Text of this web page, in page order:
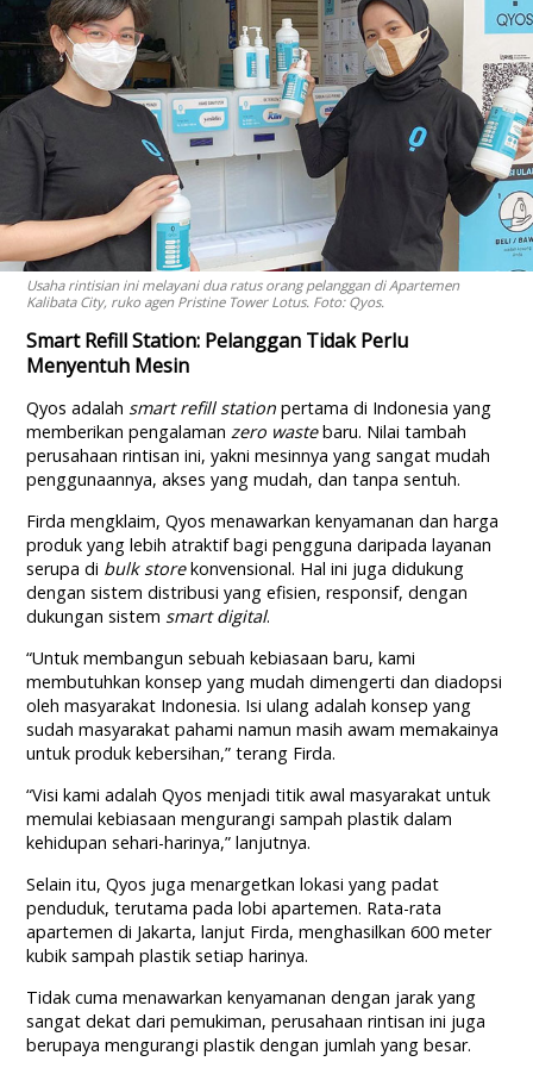
Usaha rintisian ini melayani dua ratus orang pelanggan di Apartemen
Kalibata City, ruko agen Pristine Tower Lotus. Foto: Qyos.
Smart Refill Station: Pelanggan Tidak Perlu
Menyentuh Mesin
Qyos adalah smart refill station pertama di Indonesia yang
memberikan pengalamanzero wastebaru. Nilai tambah
perusahaan rintisan ini, yakni mesinnya yang sangat mudah
penggunaannya, akses yang mudah, dan tanpa sentuh.
Firda mengklaim, Qyos menawarkan kenyamanan dan harga
produk yang lebih atraktif bagi pengguna daripada layanan
serupa di bulk storekonvensional. Hal ini juga didukung
dengan sistem distribusi yang efisien, responsif, dengan
dukungan sistem smart digital.
“Untuk membangun sebuah kebiasaan baru, kami
membutuhkan konsep yang mudah dimengerti dan diadopsi
oleh masyarakat Indonesia. Isi ulang adalah konsep yang
sudah masyarakat pahami namun masih awam memakainya
untuk produk kebersihan,” terang Firda.
“Visi kami adalah Qyos menjadi titik awal masyarakat untuk
memulai kebiasaan mengurangi sampah plastik dalam
kehidupan sehari-harinya,” lanjutnya.
Selain itu, Qyos juga menargetkan lokasi yang padat
penduduk, terutama pada lobi apartemen. Rata-rata
apartemen di Jakarta, lanjut Firda, menghasilkan 600 meter
kubik sampah plastik setiap harinya.
Tidak cuma menawarkan kenyamanan dengan jarak yang
sangat dekat dari pemukiman, perusahaan rintisan ini juga
berupaya mengurangi plastik dengan jumlah yang besar.